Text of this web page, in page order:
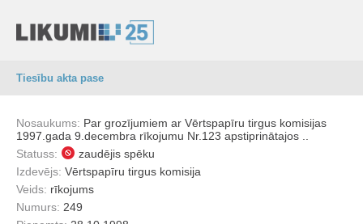
Tiesību akta pase
Nosaukums: Par grozījumiem ar Vērtspapīru tirgus komisijas
1997.gada 9.decembra rīkojumu Nr.123 apstiprinātajos ..
Statuss:
zaudējis spēku
Izdevējs: Vērtspapīru tirgus komisija
Veids: rīkojums
Numurs: 249